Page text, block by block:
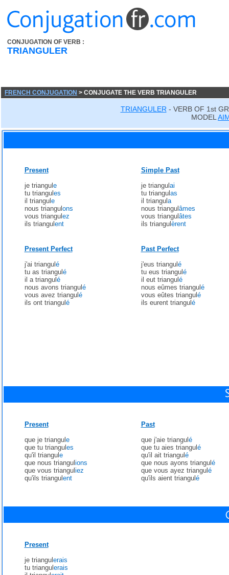
CONJUGATION OF VERB :
TRIANGULER
FRENCH CONJUGATION > CONJUGATE THE VERB TRIANGULER
TRIANGULER - VERB OF 1st
MODEL
Present
je triangul e
tu triangul es
il triangul e
nous triangul ons
vous triangul ez
ils triangul ent
Simple Past
je triangul ai
tu triangul as
il triangul a
nous triangul âmes
vous triangul âtes
ils triangul èrent
Present Perfect
j'ai triangul é
tu as triangul é
il a triangul é
nous avons triangul é
vous avez triangul é
ils ont triangul é
Past Perfect
j'eus triangul é
tu eus triangul é
il eut triangul é
nous eûmes triangul é
vous eûtes triangul é
ils eurent triangul é
Present
que je triangul e
que tu triangul es
qu'il triangul e
que nous triangul ions
que vous triangul iez
qu'ils triangul ent
Past
que j'aie triangul é
que tu aies triangul é
qu'il ait triangul é
que nous ayons triangul é
que vous ayez triangul é
qu'ils aient triangul é
Present
je triangul erais
tu triangul erais